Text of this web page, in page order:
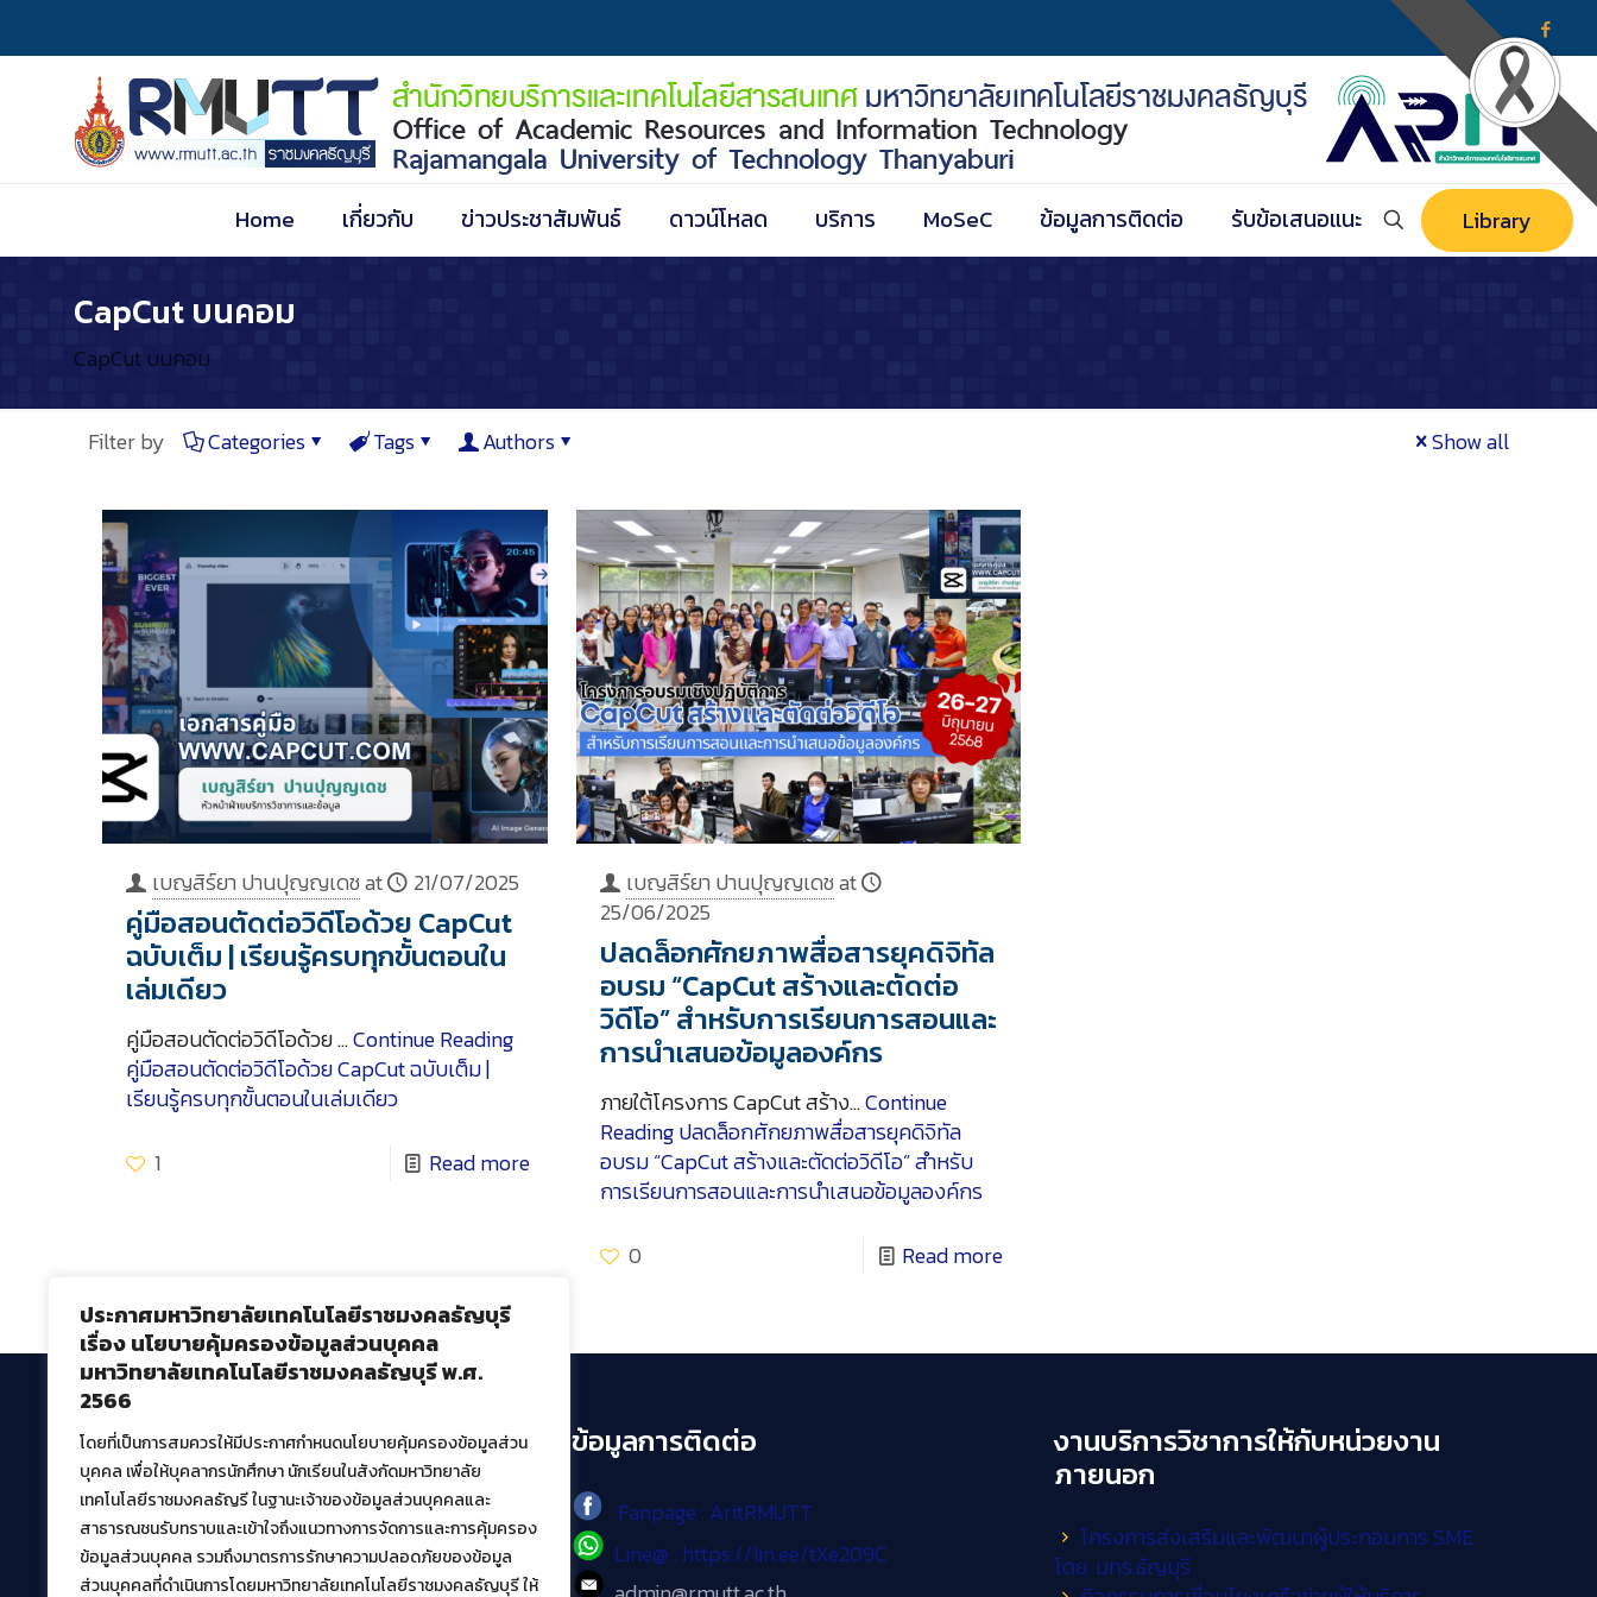
ประกาศมหาวิทยาลัยเทคโนโลยีราชมงคลธัญบุรี
เรื่อง นโยบายคุ้มครองข้อมูลส่วนบุคคล
มหาวิทยาลัยเทคโนโลยีราชมงคลธัญบุรี พ.ศ.
2566
โดยที่เป็นการสมควรให้มีประกาศกำหนดนโยบายคุ้มครองข้อมูลส่วน
บุคคล เพื่อให้บุคลากรนักศึกษา นักเรียนในสังกัดมหาวิทยาลัย
เทคโนโลยีราชมงคลธัญรี ในฐานะเจ้าของข้อมูลส่วนบุคคลและ
สาธารณชนรับทราบและเข้าใจถึงแนวทางการจัดการและการคุ้มครอง
ข้อมูลส่วนบุคคล รวมถึงมาตรการรักษาความปลอดภัยของข้อมูล
ส่วนบุคคลที่ดำเนินการโดยมหาวิทยาลัยเทคโนโลยีราชมงคลธัญบุรี ให้
Home เกี่ยวกับ ข่าวประชาสัมพันธ์ ดาวน์โหลด บริการ MoSeC ข้อมูลการติดต่อ รับข้อเสนอแนะ Library
CapCut บนคอม
CapCut บนคอม
Filter by Categories Tags Authors Show all
เบญสิร์ยา ปานปุญญเดชat 21/07/2025
คู่มือสอนตัดต่อวิดีโอด้วย CapCut
ฉบับเต็ม | เรียนรู้ครบทุกขั้นตอนใน
เล่มเดียว
คู่มือสอนตัดต่อวิดีโอด้วย …Continue Reading
คู่มือสอนตัดต่อวิดีโอด้วย CapCut ฉบับเต็ม |
เรียนรู้ครบทุกขั้นตอนในเล่มเดียว
1
Read more
เบญสิร์ยา ปานปุญญเดชat
25/06/2025
ปลดล็อกศักยภาพสื่อสารยุคดิจิทัล
อบรม “CapCut สร้างและตัดต่อ
วิดีโอ” สำหรับการเรียนการสอนและ
การนำเสนอข้อมูลองค์กร
ภายใต้โครงการ CapCut สร้าง…Continue
Readingปลดล็อกศักยภาพสื่อสารยุคดิจิทัล
อบรม “CapCut สร้างและตัดต่อวิดีโอ” สำหรับ
การเรียนการสอนและการนำเสนอข้อมูลองค์กร
0
Read more
สำนักวิทยบริการและเทคโนโลยีสารสนเทศ
มหาวิทยาลัยเทคโนโลยีราชมงคลธัญบุรี
39 หมู่ที่ 1 ตำบลคลองหก อำเภอคลองหลวง จังหวัด
ปทุมธานี 12120
เผยแพร่ข้อมูลโดย.บุคลากร สวส.
ข้อมูลการติดต่อ
Fanpage : AritRMUTT
Line@ : https://lin.ee/tXe209C
งานบริการวิชาการให้กับหน่วยงาน
ภายนอก
โครงการส่งเสริมและพัฒนาผู้ประกอบการ SME
โดย. มทร.ธัญบุรี